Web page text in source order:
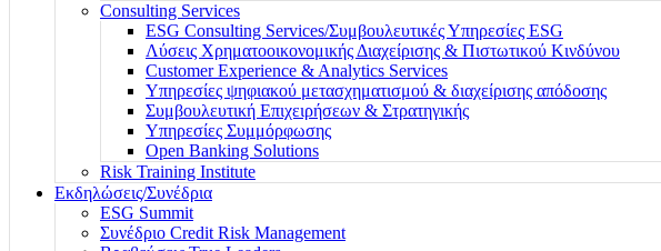
Consulting Services
ESG Consulting Services/Συμβουλευτικές Υπηρεσίες ESG
Λύσεις Χρηματοοικονομικής Διαχείρισης & Πιστωτικού Κινδύνου
Customer Experience & Analytics Services
Υπηρεσίες ψηφιακού μετασχηματισμού & διαχείρισης απόδοσης
Συμβουλευτική Επιχειρήσεων & Στρατηγικής
Υπηρεσίες Συμμόρφωσης
Open Banking Solutions
Risk Training Institute
Εκδηλώσεις/Συνέδρια
ESG Summit
Συνέδριο Credit Risk Management